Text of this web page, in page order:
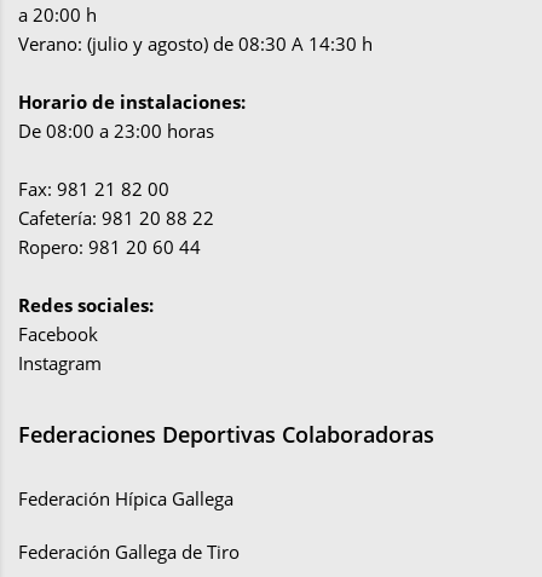
a 20:00 h
Verano: (julio y agosto) de 08:30 A 14:30 h
Horario de instalaciones:
De 08:00 a 23:00 horas
Fax: 981 21 82 00
Cafetería: 981 20 88 22
Ropero: 981 20 60 44
Redes sociales:
Facebook
Instagram
Federaciones Deportivas Colaboradoras
Federación Hípica Gallega
Federación Gallega de Tiro